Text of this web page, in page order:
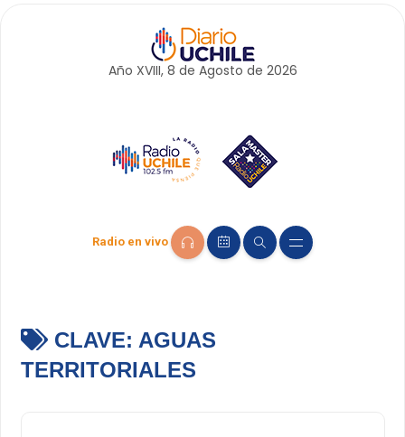
Año XVIII, 8 de Agosto de 2026
Radio en vivo
CLAVE: AGUAS
TERRITORIALES